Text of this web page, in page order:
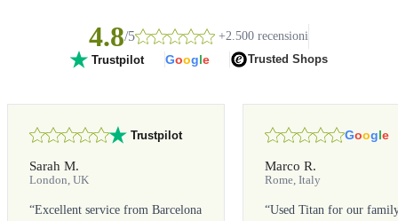
4.8/5 +2.500 recensioni
Trustpilot Google Trusted Shops
Trustpilot
Sarah M.
London, UK
“Excellent service from Barcelona
Google
Marco R.
Rome, Italy
“Used Titan for our